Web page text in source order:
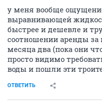
у меня вообще
выравнивающей
быстрее и дешевле и
соотношении аренды за
месяца два (пока они
просто видимо
воды и пошли эти
ОТВЕТИТЬ